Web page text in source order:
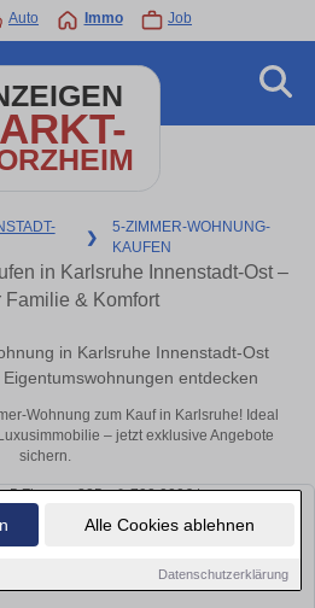
Alle Cookies ablehnen
Datenschutzerklärung
Auto Immo Job
❯
5-ZIMMER-WOHNUNG-
KAUFEN
in Karlsruhe Innenstadt-Ost –
Familie & Komfort
in Karlsruhe Innenstadt-Ost
entdecken
Wohnung zum Kauf in Karlsruhe! Ideal
– jetzt exklusive Angebote
sichern.